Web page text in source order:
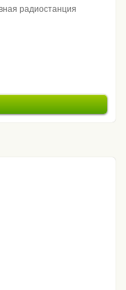
радиостанция